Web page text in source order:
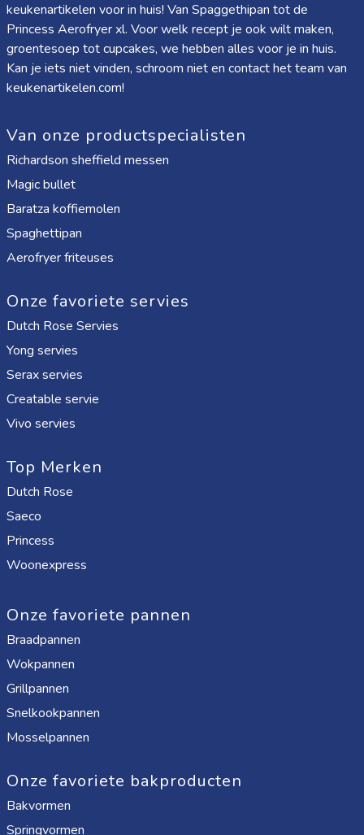
keukenartikelen voor in huis! Van Spaggethipan tot de
Princess Aerofryer xl. Voor welk recept je ook wilt maken,
groentesoep tot cupcakes, we hebben alles voor je in huis.
Kan je iets niet vinden, schroom niet en contact het team van
keukenartikelen.com!
Van onze productspecialisten
Richardson sheffield messen
Magic bullet
Baratza koffiemolen
Spaghettipan
Aerofryer friteuses
Onze favoriete servies
Dutch Rose Servies
Yong servies
Serax servies
Creatable servie
Vivo servies
Top Merken
Dutch Rose
Saeco
Princess
Woonexpress
Onze favoriete pannen
Braadpannen
Wokpannen
Grillpannen
Snelkookpannen
Mosselpannen
Onze favoriete bakproducten
Bakvormen
Springvormen